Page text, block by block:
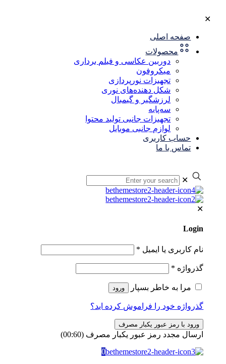
✕
صفحه اصلی
محصولات
دوربین عکاسی و فیلم برداری
میکروفون
تجهیزات نورپردازی
شکل‌ دهنده‌های نوری
لرزشگیر و گیمبال
سه‌پایه
تجهیزات جانبی تولید محتوا
لوازم جانبی موبایل
حساب کاربری
تماس با ما
✕
✕
Login
نام کاربری یا ایمیل *
گذرواژه *
مرا به خاطر بسپار ورود
گذرواژه خود را فراموش کرده اید؟
ورود با رمز عبور یکبار مصرف
ارسال مجدد رمز عبور یکبار مصرف (00:
60
)
0